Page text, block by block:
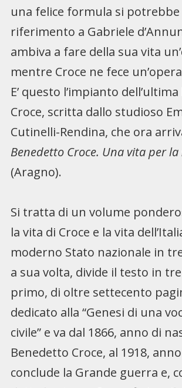
una felice formula si
riferimento a Gabriele
ambiva a fare della sua vita
mentre Croce ne fece
E’ questo l’impianto
Croce, scritta dallo studioso
Cutinelli-Rendina, che ora
Benedetto Croce. Una vita per
(Aragno).
Si tratta di un volume
la vita di Croce e la vita
moderno Stato nazionale in
a sua volta, divide il testo in
primo, di oltre settecento
dedicato alla “Genesi di una
civile” e va dal 1866, anno di
Benedetto Croce, al 1918,
conclude la Grande guerra e,